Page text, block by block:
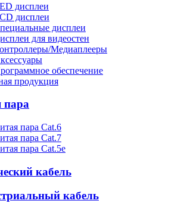
дисплеи
дисплеи
дисплеи
для видеостен
Медиаплееры
обеспечение
продукция
пара
пара Cat.6
пара Cat.7
пара Cat.5e
кабель
кабель